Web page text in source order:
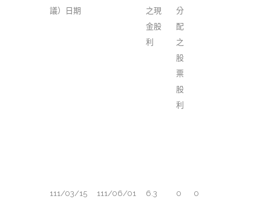
議）日期
之現
金股
利
分
配
之
股
票
股
利
111/03/15 111/06/01 6.3 0 0